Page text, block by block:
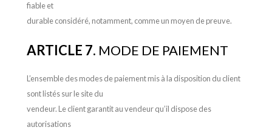
fiable et
durable considéré, notamment, comme un moyen de preuve.
ARTICLE 7. MODE DE PAIEMENT
L’ensemble des modes de paiement mis à la disposition du client
sont listés sur le site du
vendeur. Le client garantit au vendeur qu’il dispose des
autorisations